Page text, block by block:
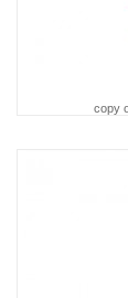
copy